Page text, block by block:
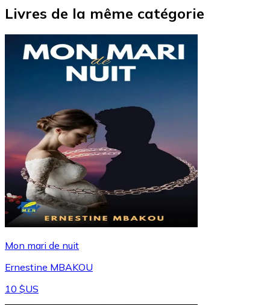
Livres de la même catégorie
Mon mari de nuit
Ernestine MBAKOU
10 $US